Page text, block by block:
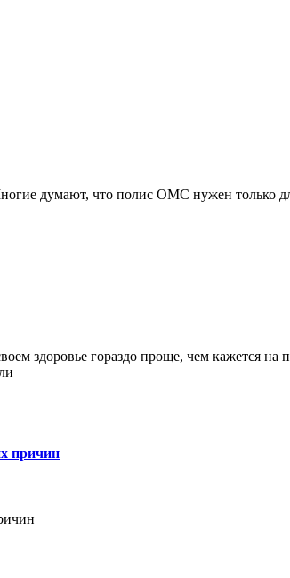
думают, что полис ОМС нужен только
здоровье гораздо проще, чем кажется на
причин